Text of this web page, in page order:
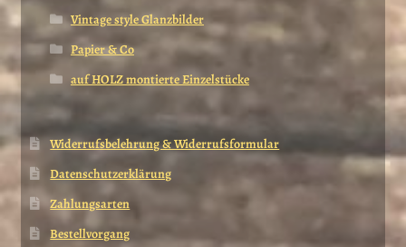
Vintage style Glanzbilder
Papier & Co
auf HOLZ montierte Einzelstücke
Widerrufsbelehrung & Widerrufsformular
Datenschutzerklärung
Zahlungsarten
Bestellvorgang